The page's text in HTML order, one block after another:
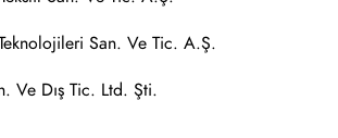
San. Ve Tic. A.Ş.
Ve Dış Tic. Ltd. Şti.